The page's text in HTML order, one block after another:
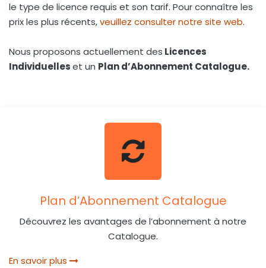
le type de licence requis et son tarif. Pour connaître les
prix les plus récents,veuillez consulter notre site web.
Nous proposons actuellement des Licences
Individuelleset un Plan d’Abonnement Catalogue.
Plan d’Abonnement Catalogue
Découvrez les avantages de l’abonnement à notre
Catalogue.
En savoir plus